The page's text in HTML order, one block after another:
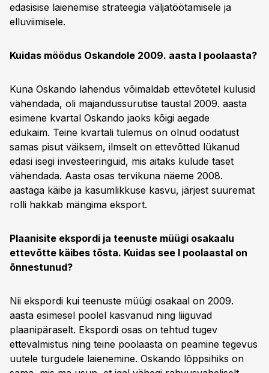
edasisise laienemise strateegia väljatöötamisele ja
elluviimisele.
Kuidas möödus Oskandole 2009. aasta I poolaasta?
Kuna Oskando lahendus võimaldab ettevõtetel kulusid
vähendada, oli majandussurutise taustal 2009. aasta
esimene kvartal Oskando jaoks kõigi aegade
edukaim. Teine kvartali tulemus on olnud oodatust
samas pisut väiksem, ilmselt on ettevõtted lükanud
edasi isegi investeeringuid, mis aitaks kulude taset
vähendada. Aasta osas tervikuna näeme 2008.
aastaga käibe ja kasumlikkuse kasvu, järjest suuremat
rolli hakkab mängima eksport.
Plaanisite ekspordi ja teenuste müügi osakaalu
ettevõtte käibes tõsta. Kuidas see I poolaastal on
õnnestunud?
Nii ekspordi kui teenuste müügi osakaal on 2009.
aasta esimesel poolel kasvanud ning liiguvad
plaanipäraselt. Ekspordi osas on tehtud tugev
ettevalmistus ning teine poolaasta on peamine tegevus
uutele turgudele laienemine. Oskando lõppsihiks on